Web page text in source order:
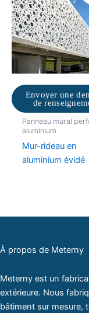
Envoyer une
de
Panneau mural
aluminium
Mur-rideau en
aluminium évidé
À propos de Meterny
Meterny est un
extérieure. Nous
bâtiment sur mesure,